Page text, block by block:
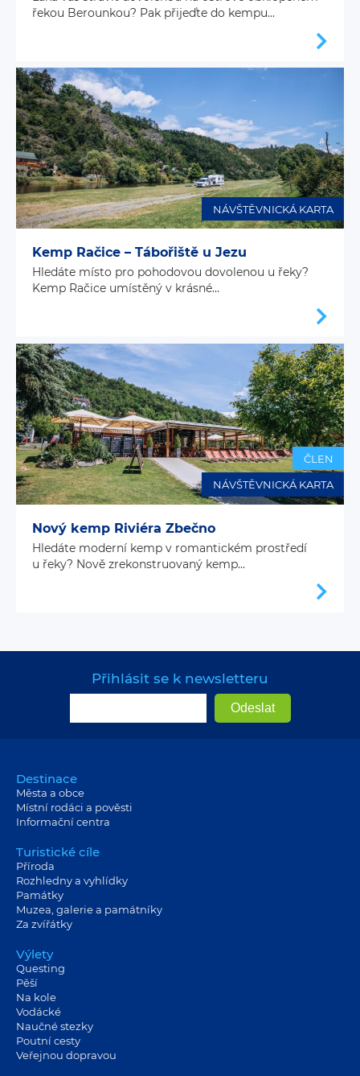
řekou Berounkou? Pak přijeďte do kempu...
NÁVŠTĚVNICKÁ KARTA
Kemp Račice – Tábořiště u Jezu
Hledáte místo pro pohodovou dovolenou u řeky?
Kemp Račice umístěný v krásné...
NÁVŠTĚVNICKÁ KARTA
ČLEN
Nový kemp Riviéra Zbečno
Hledáte moderní kemp v romantickém prostředí
u řeky? Nově zrekonstruovaný kemp...
Přihlásit se k newsletteru
Destinace
Města a obce
Místní rodáci a pověsti
Informační centra
Turistické cíle
Příroda
Rozhledny a vyhlídky
Památky
Muzea, galerie a památníky
Za zvířátky
Výlety
Questing
Pěší
Na kole
Vodácké
Naučné stezky
Poutní cesty
Veřejnou dopravou